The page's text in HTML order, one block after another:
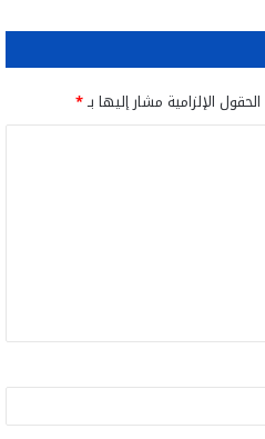
الحقول الإلزامية مشار إليها بـ*